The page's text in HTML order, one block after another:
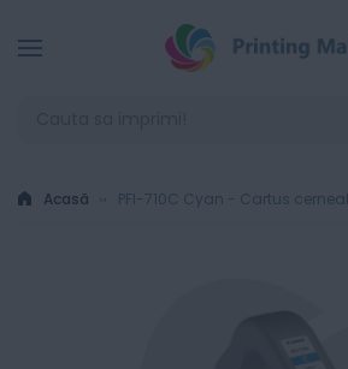
Acasă PFI-710C Cyan - Cartus